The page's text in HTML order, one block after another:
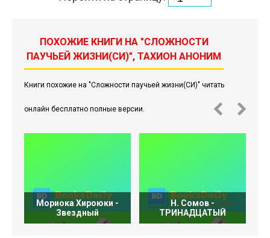
ПОХОЖИЕ КНИГИ НА "СЛОЖНОСТИ
ПАУЧЬЕЙ ЖИЗНИ(СИ)", ТАХИОН АНОНИМ
Книги похожие на "Сложности паучьей жизни(СИ)" читать
онлайн бесплатно полные версии.
Мориока Хироюки -
Звездный
Н. Сомов -
ТРИНАДЦАТЫЙ